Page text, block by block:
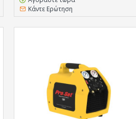
Κάντε Ερώτηση